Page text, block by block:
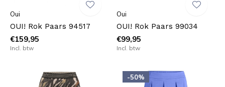
Oui
OUI! Rok Paars 94517
€159,95
Incl. btw
Oui
OUI! Rok Paars 99034
€99,95
Incl. btw
-50%